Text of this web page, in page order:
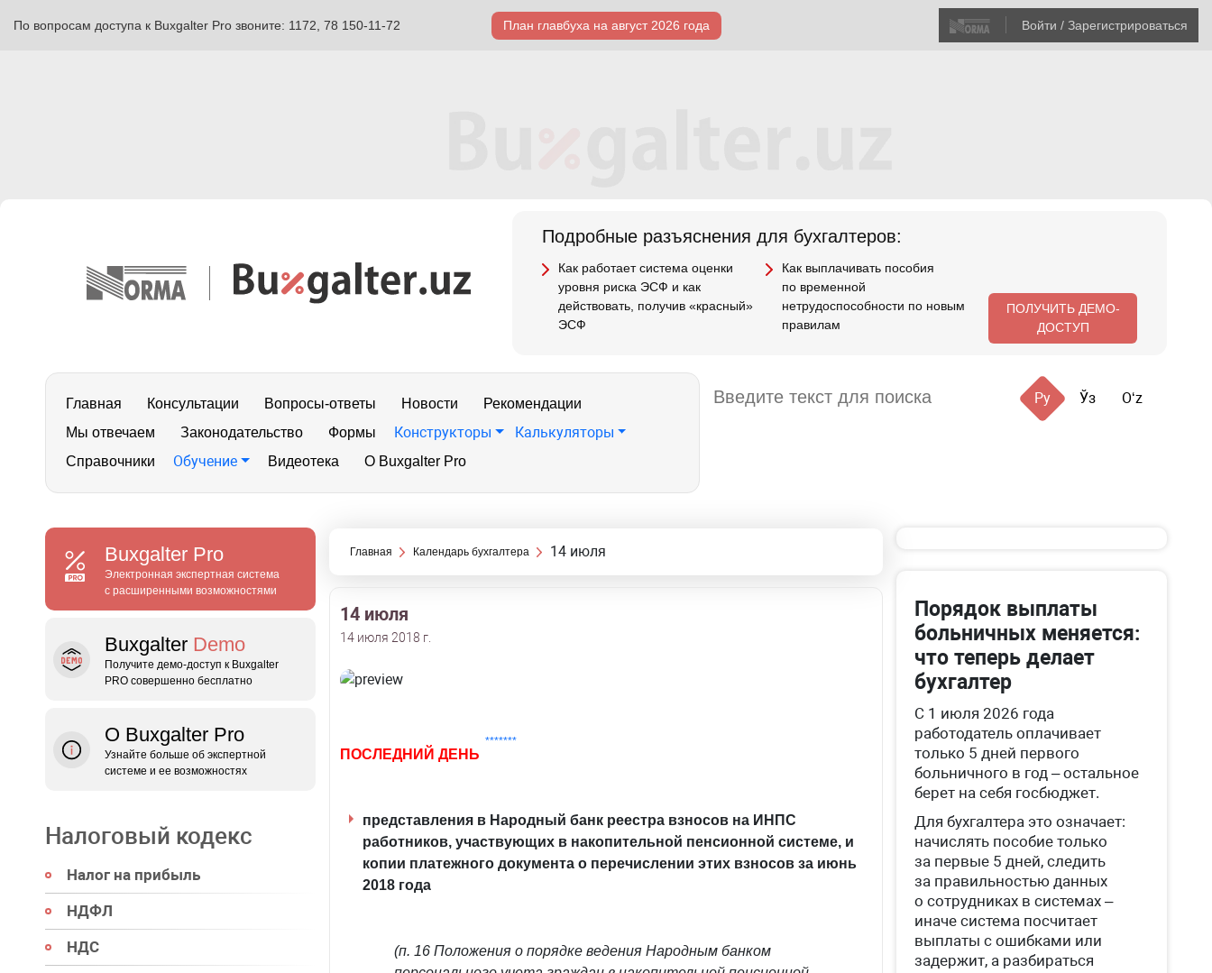
По вопросам доступа к Buxgalter Pro звоните: 1172, 78 150-11-72 План главбуха на август 2026 года Войти / Зарегистрироваться
Подробные разъяснения для бухгалтеров:
Как работает система оценки
уровня риска ЭСФ и как
действовать, получив «красный»
ЭСФ
Как выплачивать пособия
по временной
нетрудоспособности по новым
правилам
ПОЛУЧИТЬ ДЕМО-
ДОСТУП
Главная Консультации Вопросы-ответы Новости
Рекомендации
Мы отвечаем
Законодательство Формы Конструкторы Калькуляторы
Справочники Обучение Видеотека О Buxgalter Pro
Ру Ўз Oʻz
Buxgalter Pro
Электронная экспертная система
с расширенными возможностями
Buxgalter Demo
Получите демо‑доступ к Buxgalter
PRO совершенно бесплатно
О Buxgalter Pro
Узнайте больше об экспертной
системе и ее возможностях
Налоговый кодекс
Налог на прибыль
НДФЛ
НДС
Главная Календарь бухгалтера 14 июля
14 июля
14 июля 2018 г.
ПОСЛЕДНИЙ ДЕНЬ
*******
представления в Народный банк реестра взносов на ИНПС
работников, участвующих в накопительной пенсионной системе, и
копии платежного документа о перечислении этих взносов за июнь
2018 года
(п. 16 Положения о порядке ведения Народным банком
Порядок выплаты
больничных меняется:
что теперь делает
бухгалтер
С 1 июля 2026 года
работодатель оплачивает
только 5 дней первого
больничного в год – остальное
берет на себя госбюджет.
Для бухгалтера это означает:
начислять пособие только
за первые 5 дней, следить
за правильностью данных
о сотрудниках в системах –
иначе система посчитает
выплаты с ошибками или
задержит, а разбираться